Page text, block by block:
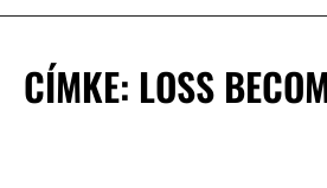
CÍMKE: LOSS